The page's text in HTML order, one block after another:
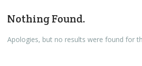
Nothing Found.
Apologies, but no results were found for